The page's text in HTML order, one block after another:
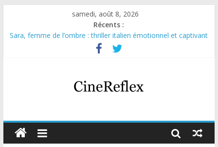
samedi, août 8, 2026
Récents :
Sara, femme de l’ombre : thriller italien émotionnel et captivant
Journal d’une fille larguée : nouvelle série suédoise sur Netflix
Aema : mini-série sur le tournage d’un film érotique devenu
Glass Heart : excellente série musicale avec Takeru Satō
Olympo, saison 1 : nouvelle série qui séduira les fans de